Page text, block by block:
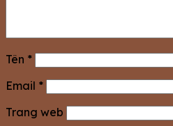
Tên *
Email *
Trang web